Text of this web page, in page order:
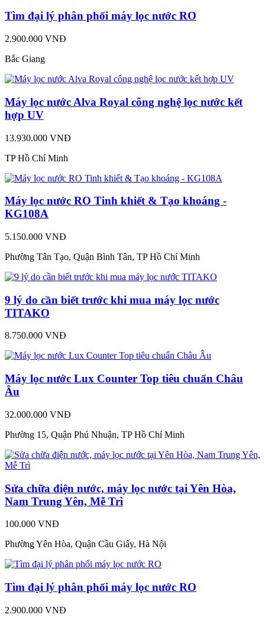
Tìm đại lý phân phối máy lọc nước RO
2.900.000 VNĐ
Bắc Giang
Máy lọc nước Alva Royal công nghệ lọc nước kết
hợp UV
13.930.000 VNĐ
TP Hồ Chí Minh
Máy lọc nước RO Tinh khiết & Tạo khoáng -
KG108A
5.150.000 VNĐ
Phường Tân Tạo, Quận Bình Tân, TP Hồ Chí Minh
9 lý do cần biết trước khi mua máy lọc nước
TITAKO
8.750.000 VNĐ
Máy lọc nước Lux Counter Top tiêu chuẩn Châu
Âu
32.000.000 VNĐ
Phường 15, Quận Phú Nhuận, TP Hồ Chí Minh
Sửa chữa điện nước, máy lọc nước tại Yên Hòa,
Nam Trung Yên, Mễ Trì
100.000 VNĐ
Phường Yên Hòa, Quận Cầu Giấy, Hà Nội
Tìm đại lý phân phối máy lọc nước RO
2.900.000 VNĐ